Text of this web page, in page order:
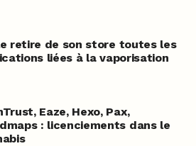
retire de son store toutes les
liées à la vaporisation
Eaze, Hexo, Pax,
: licenciements dans le